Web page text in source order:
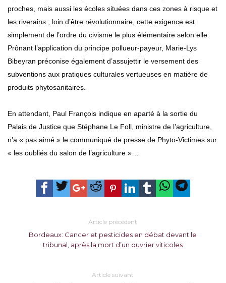
proches, mais aussi les écoles situées dans ces zones à risque et
les riverains ; loin d’être révolutionnaire, cette exigence est
simplement de l’ordre du civisme le plus élémentaire selon elle.
Prônant l’application du principe pollueur-payeur, Marie-Lys
Bibeyran préconise également d’assujettir le versement des
subventions aux pratiques culturales vertueuses en matière de
produits phytosanitaires.
En attendant, Paul François indique en aparté à la sortie du
Palais de Justice que Stéphane Le Foll, ministre de l’agriculture,
n’a « pas aimé » le communiqué de presse de Phyto-Victimes sur
« les oubliés du salon de l’agriculture »…
Article précédent
Bordeaux: Cancer et pesticides en débat devant le
tribunal, après la mort d’un ouvrier viticoles
Article suivant